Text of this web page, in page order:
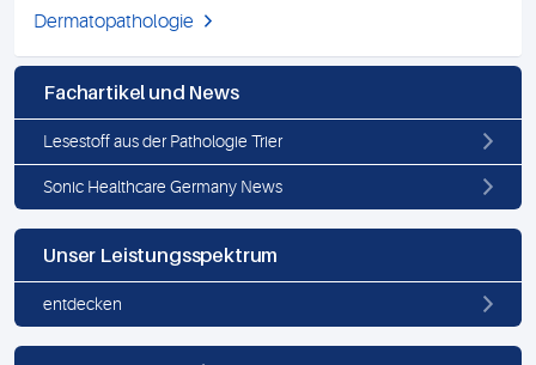
Dermatopathologie
Fachartikel und News
Lesestoff aus der Pathologie Trier
Sonic Healthcare Germany News
Unser Leistungsspektrum
entdecken